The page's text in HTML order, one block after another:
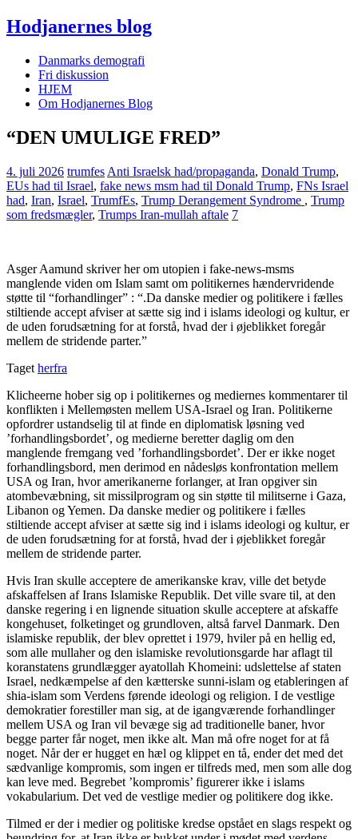
Hodjanernes blog
Danmarks demografi
Fri diskussion
HJEM
Om Hodjanernes Blog
“DEN UMULIGE FRED”
4. juli 2026 trumfes Anti Israelsk had/propaganda, Donald Trump,
EUs had til Israel, fake news msm had til Donald Trump, FNs Israel
had, Iran, Israel, TrumfEs, Trump Derangement Syndrome , Trump
som fredsmægler, Trumps Iran-mullah aftale 7
Asger Aamund skriver her om utopien i fake-news-msms
manglende viden om Islam samt om politikernes hændervridende
støtte til “forhandlinger” : “.Da danske medier og politikere i fælles
stiltiende accept afviser at sætte sig ind i islams ideologi og kultur, er
de uden forudsætning for at forstå, hvad der i øjeblikket foregår
mellem de stridende parter.”
Taget herfra
Klicheerne hober sig op i politikernes og mediernes kommentarer til
konflikten i Mellemøsten mellem USA-Israel og Iran. Politikerne
opfordrer ustandselig til at finde en diplomatisk løsning ved
’forhandlingsbordet’, og medierne beretter daglig om den
manglende fremgang ved ’forhandlingsbordet’. Der er ikke noget
forhandlingsbord, men derimod en nådesløs konfrontation mellem
USA og Iran, hvor amerikanerne forlanger, at Iran opgiver sin
atombevæbning, sit missilprogram og sin støtte til militserne i Gaza,
Libanon og Yemen. Da danske medier og politikere i fælles
stiltiende accept afviser at sætte sig ind i islams ideologi og kultur, er
de uden forudsætning for at forstå, hvad der i øjeblikket foregår
mellem de stridende parter.
Hvis Iran skulle acceptere de amerikanske krav, ville det betyde
afskaffelsen af Irans Islamiske Republik. Det ville svare til, at den
danske regering i en lignende situation skulle acceptere at afskaffe
kongehuset, folketinget og grundloven, altså farvel Danmark. Den
islamiske republik, der blev oprettet i 1979, hviler på en hellig ed,
som alle mullaher og den islamiske revolutionsgarde har aflagt til
koranstatens grundlægger ayatollah Khomeini: udslettelse af staten
Israel, nedkæmpelse af den kætterske sunni-islam og etableringen af
shia-islam som Verdens førende ideologi og religion. I de vestlige
demokratier forestiller man sig, at de igangværende forhandlinger
mellem USA og Iran vil bevæge sig ad traditionelle baner, hvor
begge parter får noget, men ikke alt. Man må ofre noget for at få
noget. Når der er hugget en hæl og klippet en tå, ender det med det
sædvanlige kompromis, som ingen er tilfreds med, men som alle dog
kan leve med. Begrebet ’kompromis’ figurerer ikke i islams
vokabularium. Det ved de vestlige medier og politikere dog ikke.
Tilmed er der i medier og politiske kredse opstået en slags respekt og